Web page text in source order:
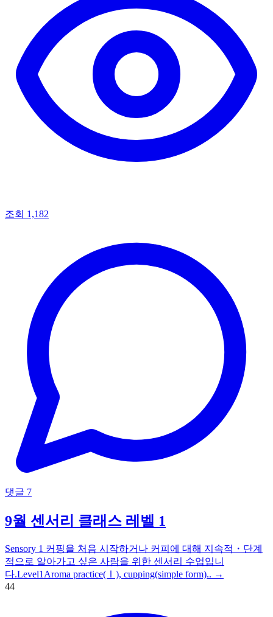
조회 1,182
댓글 7
9월 센서리 클래스 레벨 1
Sensory 1 커핑을 처음 시작하거나 커피에 대해 지속적・단계
적으로 알아가고 싶은 사람을 위한 센서리 수업입니
다.Level1Aroma practice(Ⅰ), cupping(simple form).. →
44